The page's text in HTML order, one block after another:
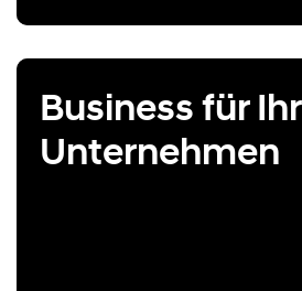
Business für Ihr
Unternehmen